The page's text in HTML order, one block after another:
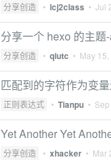
分享创造 • lcj2class • Jul
分享一个 hexo 的主题
分享创造 • qiutc • May
匹配到的字符作为变
正则表达式 • Tianpu •
Yet Another Yet
分享创造 • xhacker • Mar